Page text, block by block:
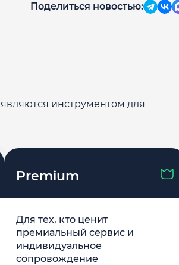
Поделиться новостью:
инструментом для
Premium
Для тех, кто ценит
премиальный сервис и
индивидуальное
сопровождение